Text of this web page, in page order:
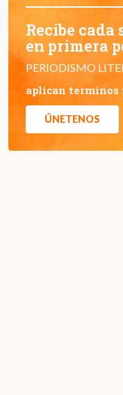
Recibe
en primera
PERIODISMO
aplican terminos
ÚNETENOS